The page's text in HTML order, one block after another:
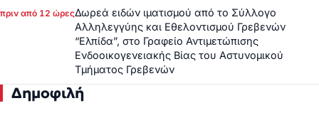
πριν από 12 ώρεςΔωρεά ειδών ιματισμού από το Σύλλογο
Αλληλεγγύης και Εθελοντισμού Γρεβενών
“Ελπίδα”, στο Γραφείο Αντιμετώπισης
Ενδοοικογενειακής Βίας του Αστυνομικού
Τμήματος Γρεβενών
Δημοφιλή